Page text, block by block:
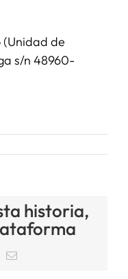
de
s/n 48960-
historia,
Correo